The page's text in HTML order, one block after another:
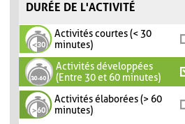
DURÉE DE L'ACTIVITÉ
Activités courtes (< 30
minutes)
Activités développées
(Entre 30 et 60 minutes)
Activités élaborées (> 60
minutes)